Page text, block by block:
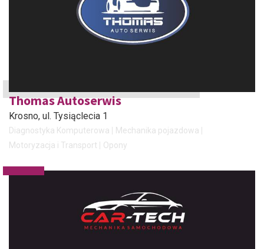
Thomas Autoserwis
Krosno, ul. Tysiąclecia 1
Diagnostyka Komputerowa
Mechanika pojazdowa
Motoryzacja i Transport
Opony